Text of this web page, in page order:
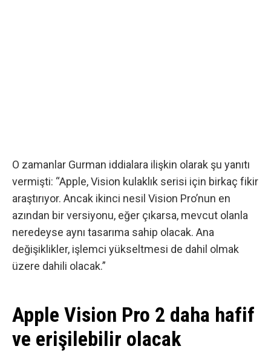
O zamanlar Gurman iddialara ilişkin olarak şu yanıtı
vermişti: “Apple, Vision kulaklık serisi için birkaç fikir
araştırıyor. Ancak ikinci nesil Vision Pro’nun en
azından bir versiyonu, eğer çıkarsa, mevcut olanla
neredeyse aynı tasarıma sahip olacak. Ana
değişiklikler, işlemci yükseltmesi de dahil olmak
üzere dahili olacak.”
Apple Vision Pro 2 daha hafif
ve erişilebilir olacak